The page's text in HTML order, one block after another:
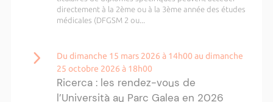
directement à la 2ème ou à la 3ème année des études
médicales (DFGSM 2 ou...
Du dimanche 15 mars 2026 à 14h00 au dimanche
25 octobre 2026 à 18h00
Ricerca : les rendez-vous de
l’Università au Parc Galea en 2026